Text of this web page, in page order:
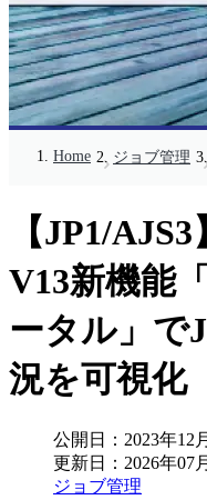
Home ジョブ管理
【JP1/
V13新機能
ータル」で
況を可視化
公開日： 2023年12
更新日： 2026年07
ジョブ管理